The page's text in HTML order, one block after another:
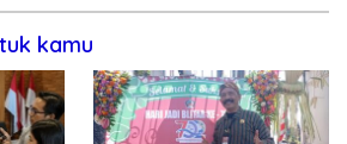
kamu